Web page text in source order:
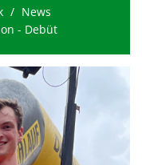
News
- Debüt